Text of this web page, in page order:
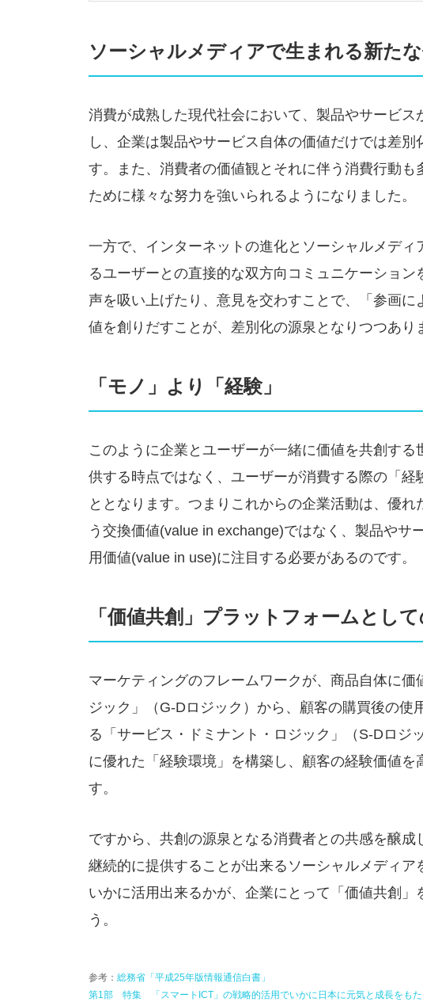
ソーシャルメディアで生まれる新た
消費が成熟した現代社会において、製品やサービ
し、企業は製品やサービス自体の価値だけでは差
す。また、消費者の価値観とそれに伴う消費行動
ために様々な努力を強いられるようになりました。
一方で、インターネットの進化とソーシャルメデ
るユーザーとの直接的な双方向コミュニケーショ
声を吸い上げたり、意見を交わすことで、「参画
値を創りだすことが、差別化の源泉となりつつあり
「モノ」より「経験」
このように企業とユーザーが一緒に価値を共創す
供する時点ではなく、ユーザーが消費する際の「経
ととなります。つまりこれからの企業活動は、優
う交換価値(value in exchange)ではなく、製品やサ
用価値(value in use)に注目する必要があるのです。
「価値共創」プラットフォームとし
マーケティングのフレームワークが、商品自体に
ジック」（G-Dロジック）から、顧客の購買後の使
る「サービス・ドミナント・ロジック」（S-Dロジ
に優れた「経験環境」を構築し、顧客の経験価値を
す。
ですから、共創の源泉となる消費者との共感を醸
継続的に提供することが出来るソーシャルメディア
いかに活用出来るかが、企業にとって「価値共創」
う。
参考： 総務省「平成25年版情報通信白書」
第1部 特集 「スマートICT」の戦略的活用でいかに日本に元気と成長をも